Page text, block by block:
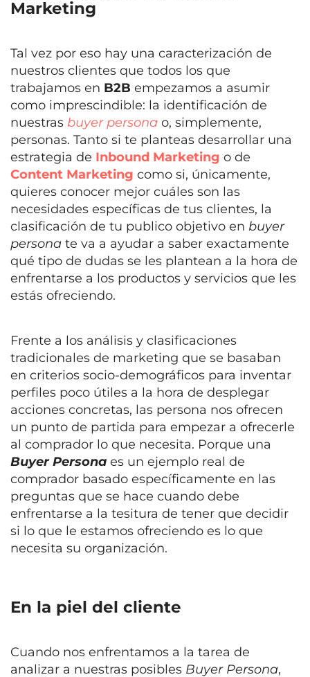
Marketing
Tal vez por eso hay una caracterización de
nuestros clientes que todos los que
trabajamos en B2B empezamos a asumir
como imprescindible: la identificación de
nuestras buyer persona o, simplemente,
personas. Tanto si te planteas desarrollar una
estrategia de Inbound Marketing o de
Content Marketing como si, únicamente,
quieres conocer mejor cuáles son las
necesidades específicas de tus clientes, la
clasificación de tu publico objetivo en buyer
persona te va a ayudar a saber exactamente
qué tipo de dudas se les plantean a la hora de
enfrentarse a los productos y servicios que les
estás ofreciendo.
Frente a los análisis y clasificaciones
tradicionales de marketing que se basaban
en criterios socio-demográficos para inventar
perfiles poco útiles a la hora de desplegar
acciones concretas, las persona nos ofrecen
un punto de partida para empezar a ofrecerle
al comprador lo que necesita. Porque una
Buyer Persona es un ejemplo real de
comprador basado específicamente en las
preguntas que se hace cuando debe
enfrentarse a la tesitura de tener que decidir
si lo que le estamos ofreciendo es lo que
necesita su organización.
En la piel del cliente
Cuando nos enfrentamos a la tarea de
analizar a nuestras posibles Buyer Persona,